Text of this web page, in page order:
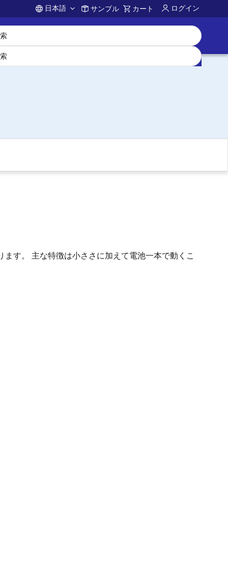
Account
日本語 サンプル カート ログイン
す。 主な特徴は小ささに加えて電池一本で動くこ